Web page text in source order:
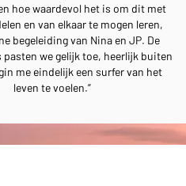
hoe waardevol het is om dit met
en van elkaar te mogen leren,
begeleiding van Nina en JP. De
we gelijk toe, heerlijk buiten
me eindelijk een surfer van het
leven te voelen.”